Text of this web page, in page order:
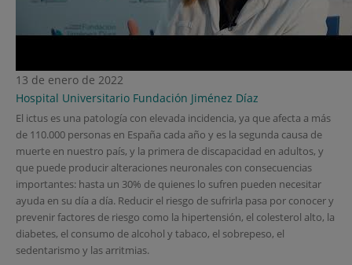
13 de enero de 2022
Hospital Universitario Fundación Jiménez Díaz
El ictus es una patología con elevada incidencia, ya que afecta a más
de 110.000 personas en España cada año y es la segunda causa de
muerte en nuestro país, y la primera de discapacidad en adultos, y
que puede producir alteraciones neuronales con consecuencias
importantes: hasta un 30% de quienes lo sufren pueden necesitar
ayuda en su día a día. Reducir el riesgo de sufrirla pasa por conocer y
prevenir factores de riesgo como la hipertensión, el colesterol alto, la
diabetes, el consumo de alcohol y tabaco, el sobrepeso, el
sedentarismo y las arritmias.